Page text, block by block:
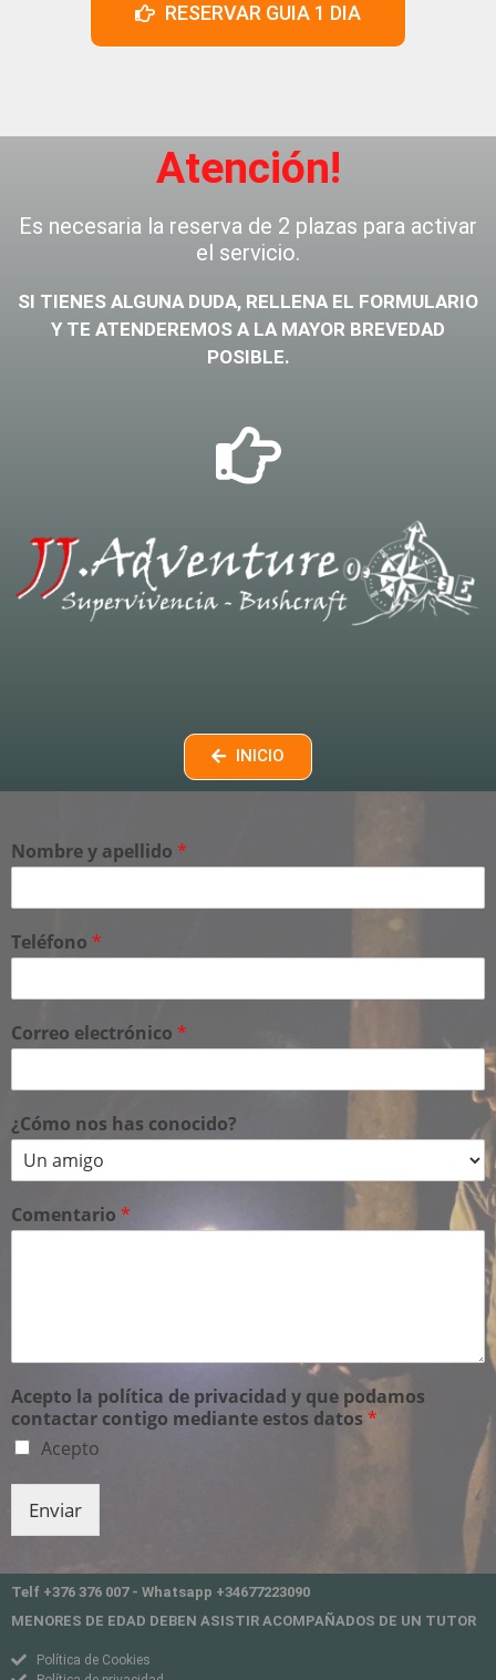
RESERVAR GUIA 1 DIA
Atención!
Es necesaria la reserva de 2 plazas para activar
el servicio.
SI TIENES ALGUNA DUDA, RELLENA EL FORMULARIO
Y TE ATENDEREMOS A LA MAYOR BREVEDAD
POSIBLE.
INICIO
Nombre y apellido *
Teléfono *
Correo electrónico *
¿Cómo nos has conocido?
Comentario *
Acepto la política de privacidad y que podamos
contactar contigo mediante estos datos*
Acepto
Enviar
Telf +376 376 007 - Whatsapp +34677223090
MENORES DE EDAD DEBEN ASISTIR ACOMPAÑADOS DE UN TUTOR
Política de Cookies